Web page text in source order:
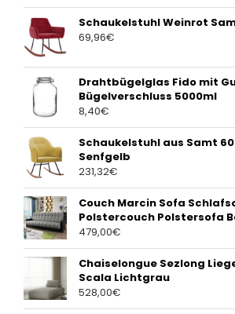
Schaukelstuhl Weinrot
69,96€
Drahtbügelglas Fido mit
Bügelverschluss 5000ml
8,40€
Schaukelstuhl aus Samt 60
Senfgelb
231,32€
Couch Marcin Sofa
Polstercouch Polstersofa
479,00€
Chaiselongue Sezlong
Scala Lichtgrau
528,00€